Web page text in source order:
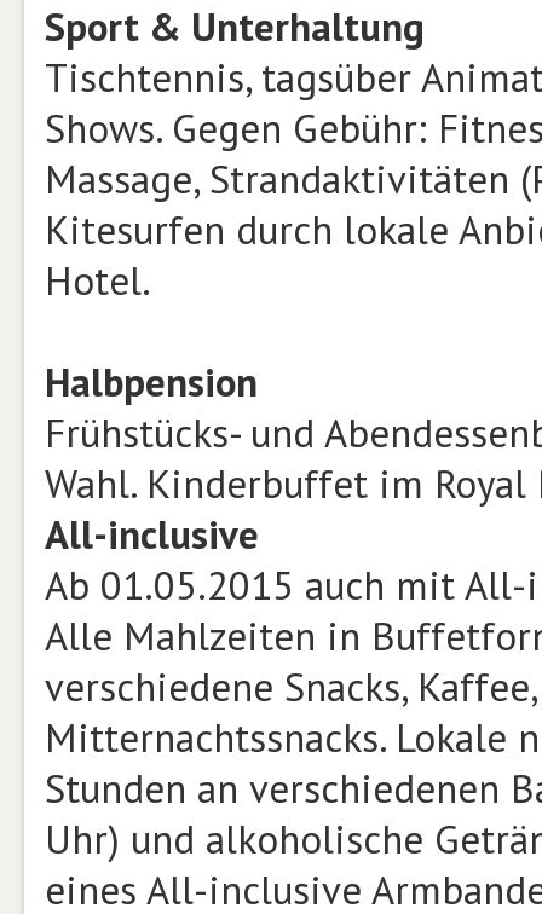
Sport & Unterhaltung
Tischtennis, tagsüber
Shows. Gegen Gebühr:
Massage, Strandaktivitäten
Kitesurfen durch lokale
Hotel.
Halbpension
Frühstücks- und
Wahl. Kinderbuffet im Royal
All-inclusive
Ab 01.05.2015 auch mit All-
Alle Mahlzeiten in
verschiedene Snacks,
Mitternachtssnacks. Lokale
Stunden an verschiedenen
Uhr) und alkoholische
eines All-inclusive